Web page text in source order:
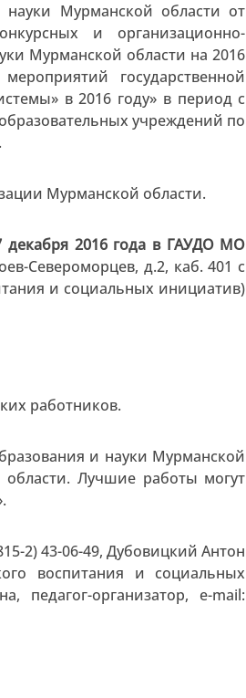
науки Мурманской области от
и организационно-
Мурманской области на 2016
государственной
в 2016 году» в период с
учреждений по
Мурманской области.
декабря 2016 года в ГАУДО МО
Североморцев, д.2, каб. 401 с
и социальных инициатив)
работников.
и науки Мурманской
Лучшие работы могут
2) 43-06-49, Дубовицкий Антон
воспитания и социальных
педагог-организатор, e-mail: